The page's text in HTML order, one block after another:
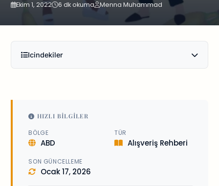
Ekim 1, 2022 6 dk okuma Menna Muhammad
Icindekiler
HIZLI BILGILER
BÖLGE
ABD
TÜR
Alışveriş Rehberi
SON GÜNCELLEME
Ocak 17, 2026